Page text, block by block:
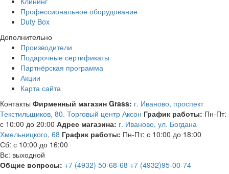
Профессиональное оборудование
Duty Box
Дополнительно
Производители
Подарочные сертификаты
Партнёрская программа
Акции
Карта сайта
Контакты Фирменный магазин Grass: г. Иваново, проспект
Текстильщиков, 80. Торговый центр Аксон График работы: Пн-Пт:
с 10:00 до 20:00 Адрес магазина: г. Иваново, ул. Богдана
Хмельницкого, 68 График работы: Пн-Пт: с 10:00 до 18:00
Сб: с 10:00 до 16:00
Вс: выходной
Общие вопросы: +7 (4932) 50-68-68 +7 (4932)95-00-74